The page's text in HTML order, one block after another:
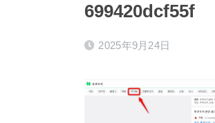
699420dcf55f
2025年9月24日